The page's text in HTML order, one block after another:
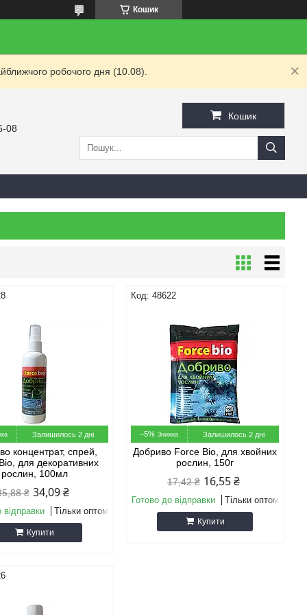
Кошик
робочого дня (10.08).
08
Кошик
Залишилось 2 дні
концентрат, спрей,
для декоративних
рослин, 100мл
₴ 34,09 ₴
відправки Тільки оптом
Купити
48622
–5% Залишилось 2 дні
Добриво Force Bio, для хвойних
рослин, 150г
17,42 ₴ 16,55 ₴
Готово до відправки Тільки оптом
Купити